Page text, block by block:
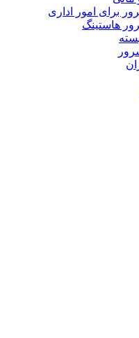
برای امور اداری
هاستینگ